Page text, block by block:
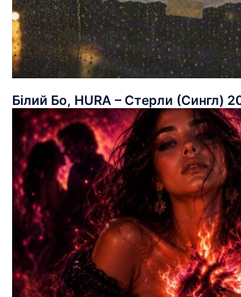
Білий Бо, HURA – Стерли (Сингл)